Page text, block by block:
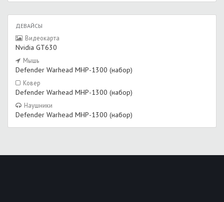
ДЕВАЙСЫ
Видеокарта
Nvidia GT630
Мышь
Defender Warhead MHP-1300 (набор)
Ковер
Defender Warhead MHP-1300 (набор)
Наушники
Defender Warhead MHP-1300 (набор)